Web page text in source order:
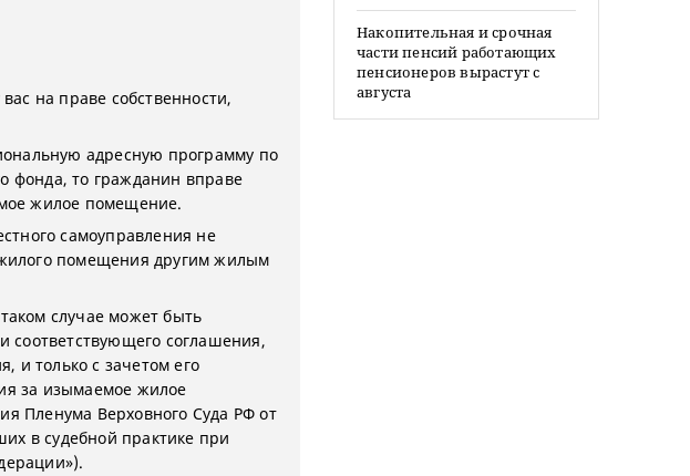
на праве собственности,
адресную программу по
фонда, то гражданин вправе
жилое помещение.
самоуправления не
помещения другим жилым
случае может быть
соответствующего соглашения,
и только с зачетом его
за изымаемое жилое
Пленума Верховного Суда РФ от
в судебной практике при
Накопительная и срочная
части пенсий работающих
пенсионеров вырастут с
августа